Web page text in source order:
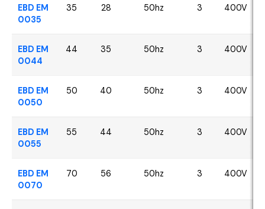
EBD EM
0035
35 28 50hz 3 400V
EBD EM
0044
44 35 50hz 3 400V
EBD EM
0050
50 40 50hz 3 400V
EBD EM
0055
55 44 50hz 3 400V
EBD EM
0070
70 56 50hz 3 400V